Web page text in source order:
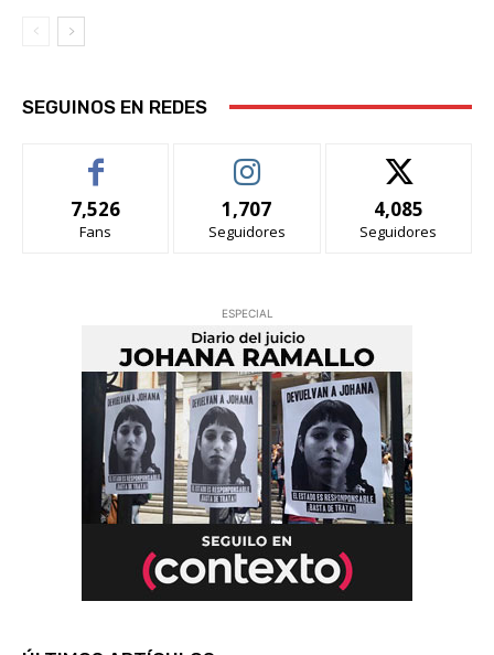
SEGUINOS EN REDES
7,526
Fans
1,707
Seguidores
4,085
Seguidores
ESPECIAL